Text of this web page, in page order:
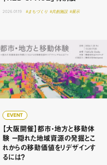
2026.01.19 #まちづくり #共創施設 #展示
EVENT
【大阪開催】都市・地方と移動体
験 ー隠れた地域資源の発掘とこ
れからの移動価値をリデザインす
るには？